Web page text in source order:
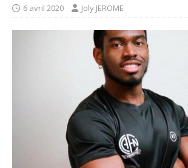
6 avril 2020 Joly JEROME